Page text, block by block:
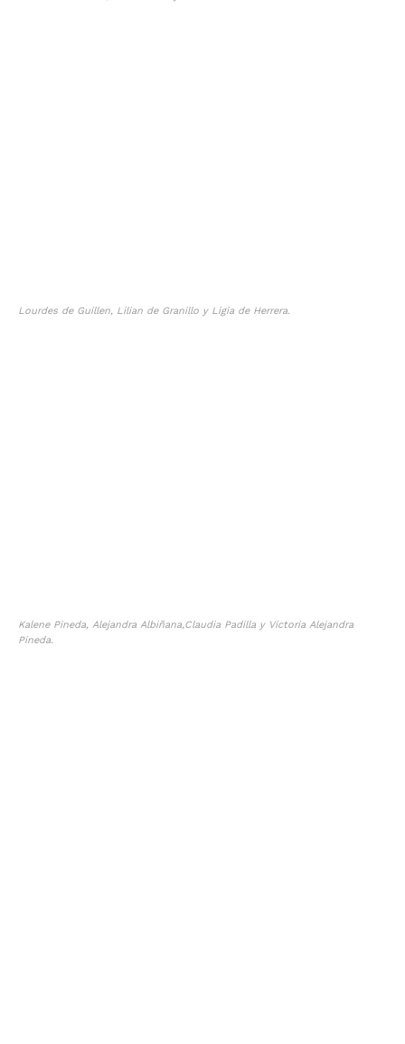
Lourdes de Guillen, Lilian de Granillo y Ligia de Herrera.
Kalene Pineda, Alejandra Albiñana,Claudia Padilla y Victoria Alejandra
Pineda.